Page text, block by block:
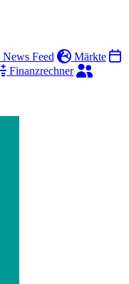
News Feed
Märkte
Finanzrechner